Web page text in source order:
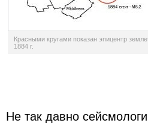
Красными кругами показан эпицентр
1884 г.
Не так давно